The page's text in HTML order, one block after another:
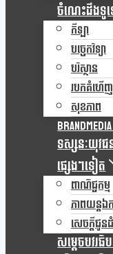
ចំណេះដឹងទូ
កីឡា
បច្ចេកវិទ្យា
បរិស្ថាន
របកគំហើញ
សុខភាព
ទស្សនៈយុវ
ផ្សេងៗទៀត
ពាណិជ្ជកម្ម
ភាពយន្តឯ
សេចក្តីជូ
សម្តេចបវរ